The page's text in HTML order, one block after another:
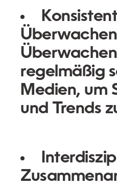
regelmäßig
Medien, um
und Trends